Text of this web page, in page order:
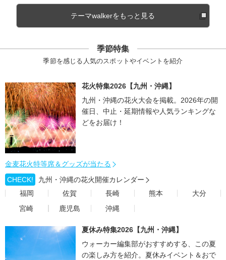
テーマwalkerをもっと見る
季節特集
季節を感じる人気のスポットやイベントを紹介
花火特集2026【九州・沖縄】
九州・沖縄の花火大会を掲載。2026年の開
催日、中止・延期情報や人気ランキングな
どをお届け！
金麦花火特等席＆グッズが当たる
CHECK!
九州・沖縄の花火開催カレンダー
福岡
佐賀 長崎 熊本
大分
宮崎
鹿児島 沖縄
夏休み特集2026【九州・沖縄】
ウォーカー編集部がおすすめする、この夏
の楽しみ方を紹介。夏休みイベント＆おで